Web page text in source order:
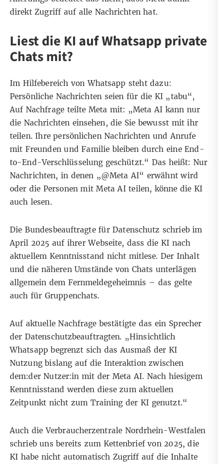
direkt Zugriff auf alle Nachrichten hat.
Liest die KI auf Whatsapp private
Chats mit?
Im Hilfebereich von Whatsapp steht dazu:
Persönliche Nachrichten seien für die KI „tabu“,
Auf Nachfrage teilte Meta mit: „Meta AI kann nur
die Nachrichten einsehen, die Sie bewusst mit ihr
teilen. Ihre persönlichen Nachrichten und Anrufe
mit Freunden und Familie bleiben durch eine End-
to-End-Verschlüsselung geschützt.“ Das heißt: Nur
Nachrichten, in denen „@Meta AI“ erwähnt wird
oder die Personen mit Meta AI teilen, könne die KI
auch lesen.
Die Bundesbeauftragte für Datenschutz schrieb im
April 2025 auf ihrer Webseite, dass die KI nach
aktuellem Kenntnisstand nicht mitlese. Der Inhalt
und die näheren Umstände von Chats unterlägen
allgemein dem Fernmeldegeheimnis – das gelte
auch für Gruppenchats.
Auf aktuelle Nachfrage bestätigte das ein Sprecher
der Datenschutzbeauftragten. „Hinsichtlich
Whatsapp begrenzt sich das Ausmaß der KI
Nutzung bislang auf die Interaktion zwischen
dem:der Nutzer:in mit der Meta AI. Nach hiesigem
Kenntnisstand werden diese zum aktuellen
Zeitpunkt nicht zum Training der KI genutzt.“
Auch die Verbraucherzentrale Nordrhein-Westfalen
schrieb uns bereits zum Kettenbrief von 2025, die
KI habe nicht automatisch Zugriff auf die Inhalte